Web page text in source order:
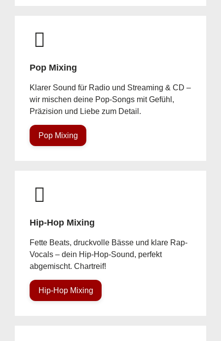
Pop Mixing
Klarer Sound für Radio und Streaming & CD –
wir mischen deine Pop-Songs mit Gefühl,
Präzision und Liebe zum Detail.
Pop Mixing
Hip-Hop Mixing
Fette Beats, druckvolle Bässe und klare Rap-
Vocals – dein Hip-Hop-Sound, perfekt
abgemischt. Chartreif!
Hip-Hop Mixing